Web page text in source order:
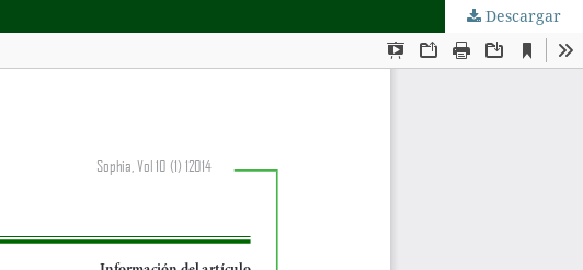
Descargar